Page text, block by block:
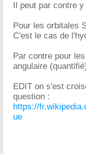
Il peut par contre
Pour les orbitales
C'est le cas de
Par contre pour
angulaire
EDIT on s'est
question :
https://
ue